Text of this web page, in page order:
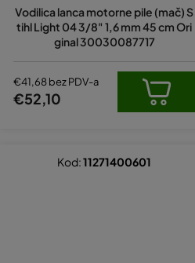
Vodilica lanca motorne pile (mač) S
tihl Light 04 3/8" 1,6 mm 45 cm Ori
ginal 30030087717
€41,68 bez PDV-a
€52,10
Kod:11271400601